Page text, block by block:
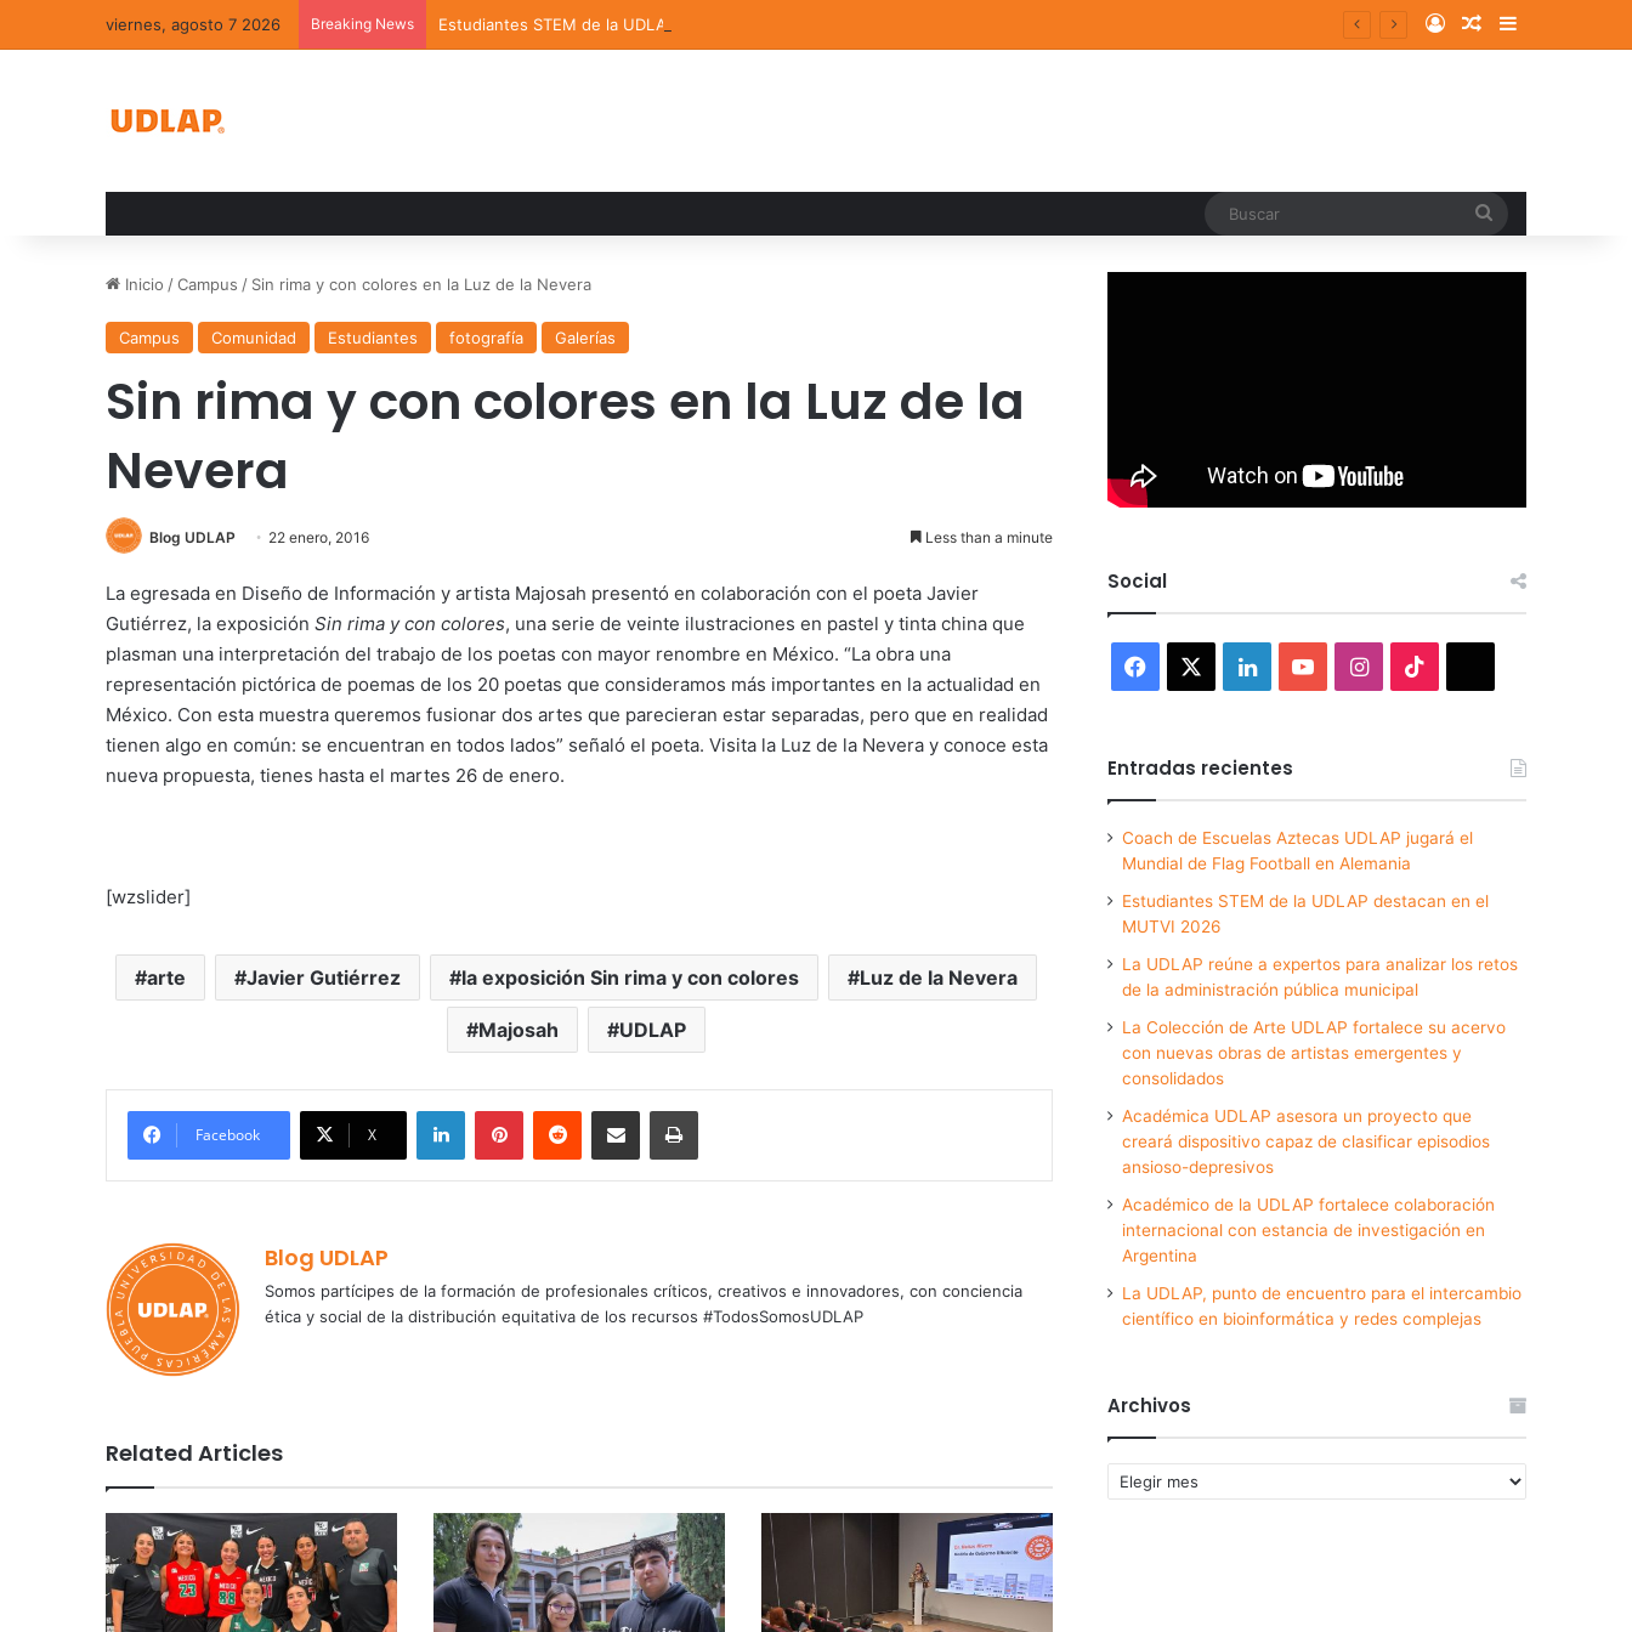
viernes, agosto 7 2026 Breaking News Estudiantes STEM de la UDLAP destacan en el MUTVI 2026 Log InRandom Article
Sidebar
Inicio /Campus / Sin rima y con colores en la Luz de la Nevera
Campus Comunidad Estudiantes fotografía Galerías
Sin rima y con colores en la Luz de la
Nevera
Blog UDLAP 22 enero, 2016 Less than a minute
La egresada en Diseño de Información y artista Majosah presentó en colaboración con el poeta Javier
Gutiérrez, la exposición Sin rima y con colores, una serie de veinte ilustraciones en pastel y tinta china que
plasman una interpretación del trabajo de los poetas con mayor renombre en México. “La obra una
representación pictórica de poemas de los 20 poetas que consideramos más importantes en la actualidad en
México. Con esta muestra queremos fusionar dos artes que parecieran estar separadas, pero que en realidad
tienen algo en común: se encuentran en todos lados” señaló el poeta. Visita la Luz de la Nevera y conoce esta
nueva propuesta, tienes hasta el martes 26 de enero.
[wzslider]
arte Javier Gutiérrez la exposición Sin rima y con colores Luz de la Nevera
Majosah UDLAP
Facebook X
LinkedInPinterestReddit Share via Email Print
Blog UDLAP
Somos partícipes de la formación de profesionales críticos, creativos e innovadores, con conciencia
ética y social de la distribución equitativa de los recursos #TodosSomosUDLAP
Related Articles
Social
Facebook LinkedInYouTubeInstagram
Entradas recientes
Coach de Escuelas Aztecas UDLAP jugará el
Mundial de Flag Football en Alemania
Estudiantes STEM de la UDLAP destacan en el
MUTVI 2026
La UDLAP reúne a expertos para analizar los retos
de la administración pública municipal
La Colección de Arte UDLAP fortalece su acervo
con nuevas obras de artistas emergentes y
consolidados
Académica UDLAP asesora un proyecto que
creará dispositivo capaz de clasificar episodios
ansioso-depresivos
Académico de la UDLAP fortalece colaboración
internacional con estancia de investigación en
Argentina
La UDLAP, punto de encuentro para el intercambio
científico en bioinformática y redes complejas
Archivos
Archivos